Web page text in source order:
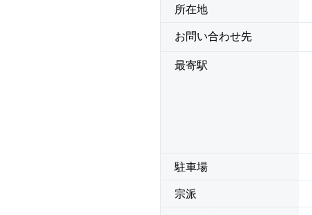
所在地
お問い合わせ先
最寄駅
駐車場
宗派